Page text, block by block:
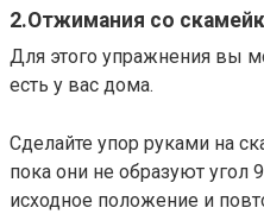
2.Отжимания со
Для этого упражнения вы
есть у вас дома.
Сделайте упор руками на
пока они не образуют угол
исходное положение и